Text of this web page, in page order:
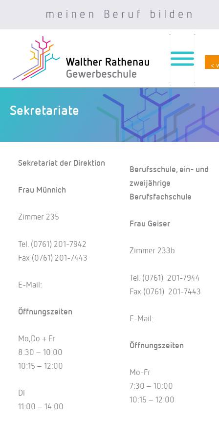
Zum
springen
<
Sekretariate
Sekretariat der Direktion
Frau Münnich
Zimmer 235
Tel. (0761) 201-7942
Fax (0761) 201-7443
E-Mail:
Öffnungszeiten
Mo,Do + Fr
8:30 – 10:00
10:15 – 12:00
Di
11:00 – 14:00
Berufsschule, ein- und
zweijährige
Berufsfachschule
Frau Geiser
Zimmer 233b
Tel. (0761) 201-7944
Fax (0761) 201-7443
E-Mail:
Öffnungszeiten
Mo-Fr
7:30 – 10:00
10:15 – 12:00